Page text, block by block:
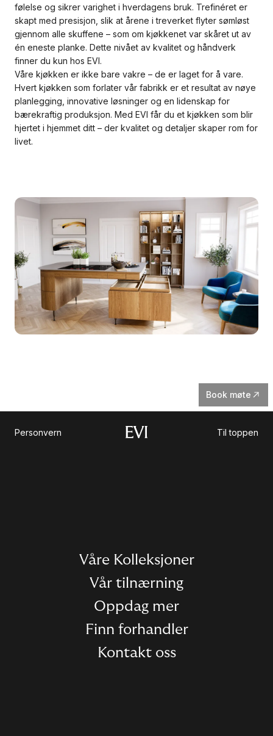
følelse og sikrer varighet i hverdagens bruk. Trefinéret er
skapt med presisjon, slik at årene i treverket flyter sømløst
gjennom alle skuffene – som om kjøkkenet var skåret ut av
én eneste planke. Dette nivået av kvalitet og håndverk
finner du kun hos EVI.
Våre kjøkken er ikke bare vakre – de er laget for å vare.
Hvert kjøkken som forlater vår fabrikk er et resultat av nøye
planlegging, innovative løsninger og en lidenskap for
bærekraftig produksjon. Med EVI får du et kjøkken som blir
hjertet i hjemmet ditt – der kvalitet og detaljer skaper rom for
livet.
Book møte
Personvern Til toppen
Våre Kolleksjoner
Vår tilnærning
Oppdag mer
Finn forhandler
Kontakt oss